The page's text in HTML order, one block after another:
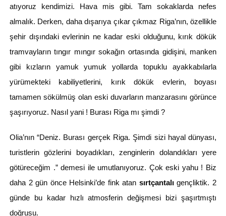
atıyoruz kendimizi. Hava mis gibi. Tam sokaklarda nefes
almalık. Derken, daha dışarıya çıkar çıkmaz Riga’nın, özellikle
şehir dışındaki evlerinin ne kadar eski olduğunu, kırık dökük
tramvayların tıngır mıngır sokağın ortasında gidişini, manken
gibi kızların yamuk yumuk yollarda topuklu ayakkabılarla
yürümekteki kabiliyetlerini, kırık dökük evlerin, boyası
tamamen sökülmüş olan eski duvarların manzarasını görünce
şaşırıyoruz. Nasıl yani ! Burası Riga mı şimdi ?
Olia’nın “Deniz. Burası gerçek Riga. Şimdi sizi hayal dünyası,
turistlerin gözlerini boyadıkları, zenginlerin dolandıkları yere
götüreceğim .” demesi ile umutlanıyoruz. Çok eski yahu ! Biz
daha 2 gün önce Helsinki’de fink atan sırtçantalıgençliktik. 2
günde bu kadar hızlı atmosferin değişmesi bizi şaşırtmıştı
doğrusu.